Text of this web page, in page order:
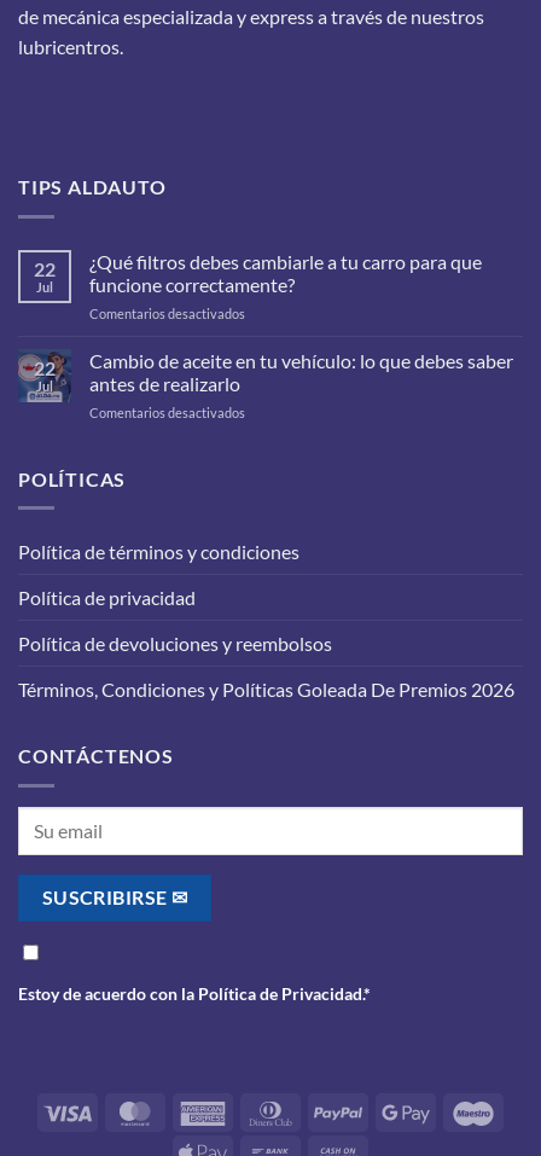
de mecánica especializada y express a través de nuestros
lubricentros.
TIPS ALDAUTO
22
Jul
¿Qué filtros debes cambiarle a tu carro para que
funcione correctamente?
Comentarios desactivados
filtros
debes
a
22
Jul
Cambio de aceite en tu vehículo: lo que debes saber
antes de realizarlo
Comentarios desactivados
lo
POLÍTICAS
Política de términos y condiciones
Política de privacidad
Política de devoluciones y reembolsos
Términos, Condiciones y Políticas Goleada De Premios 2026
CONTÁCTENOS
Estoy de acuerdo con la Política de Privacidad.*
Visa MasterCardAmerican
Dinners PayPal
Google
Apple Bank